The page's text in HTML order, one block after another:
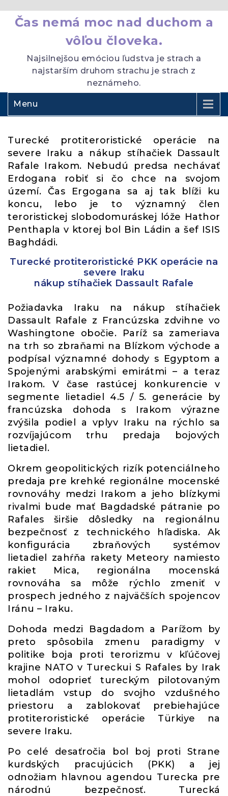
Čas nemá moc nad duchom a
vôľou človeka.
Najsilnejšou emóciou ľudstva je strach a
najstarším druhom strachu je strach z
neznámeho.
Menu
Turecké protiteroristické operácie na
severe Iraku a nákup stíhačiek Dassault
Rafale Irakom. Nebudú predsa nechávať
Erdogana robiť si čo chce na svojom
území. Čas Ergogana sa aj tak blíži ku
koncu, lebo je to významný člen
teroristickej slobodomuráskej lóže Hathor
Penthapla v ktorej bol Bin Ládin a šef ISIS
Baghdádi.
Turecké protiteroristické PKK operácie na
severe Iraku
nákup stíhačiek Dassault Rafale
Požiadavka Iraku na nákup stíhačiek
Dassault Rafale z Francúzska zdvihne vo
Washingtone obočie. Paríž sa zameriava
na trh so zbraňami na Blízkom východe a
podpísal významné dohody s Egyptom a
Spojenými arabskými emirátmi – a teraz
Irakom. V čase rastúcej konkurencie v
segmente lietadiel 4.5 / 5. generácie by
francúzska dohoda s Irakom výrazne
zvýšila podiel a vplyv Iraku na rýchlo sa
rozvíjajúcom trhu predaja bojových
lietadiel.
Okrem geopolitických rizík potenciálneho
predaja pre krehké regionálne mocenské
rovnováhy medzi Irakom a jeho blízkymi
rivalmi bude mať Bagdadské pátranie po
Rafales širšie dôsledky na regionálnu
bezpečnosť z technického hľadiska. Ak
konfigurácia zbraňových systémov
lietadiel zahŕňa rakety Meteory namiesto
rakiet Mica, regionálna mocenská
rovnováha sa môže rýchlo zmeniť v
prospech jedného z najväčších spojencov
Iránu – Iraku.
Dohoda medzi Bagdadom a Parížom by
preto spôsobila zmenu paradigmy v
politike boja proti terorizmu v kľúčovej
krajine NATO v Tureckui S Rafales by Irak
mohol odoprieť tureckým pilotovaným
lietadlám vstup do svojho vzdušného
priestoru a zablokovať prebiehajúce
protiteroristické operácie Türkiye na
severe Iraku.
Po celé desaťročia bol boj proti Strane
kurdských pracujúcich (PKK) a jej
odnožiam hlavnou agendou Turecka pre
národnú bezpečnosť. Turecká